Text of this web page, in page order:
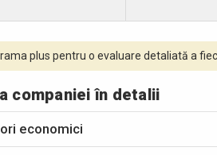
plus pentru o evaluare detaliată a
companiei în detalii
economici